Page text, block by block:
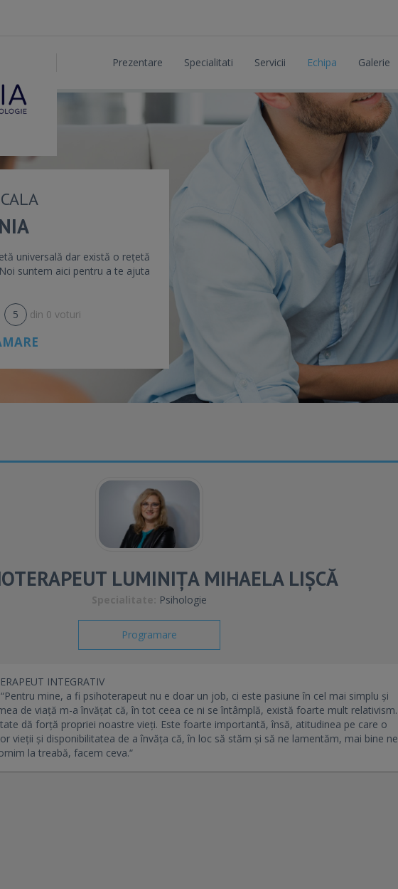
Prezentare Specialitati Servicii Echipa Galerie
universală dar există o rețetă
suntem aici pentru a te ajuta
5 din 0 voturi
LUMINIȚA MIHAELA LIȘCĂ
Psihologie
Programare
INTEGRATIV
“Pentru mine, a fi psihoterapeut nu e doar un job, ci este pasiune în cel mai simplu și
de viață m-a învățat că, în tot ceea ce ni se întâmplă, există foarte mult relativism.
dă forță propriei noastre vieți. Este foarte importantă, însă, atitudinea pe care o
vieții și disponibilitatea de a învăța că, în loc să stăm și să ne lamentăm, mai bine ne
la treabă, facem ceva.“